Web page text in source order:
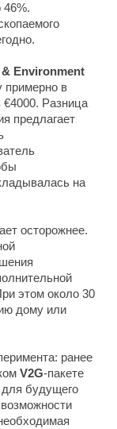
46%.
Environment
примерно в
Разница
предлагает
на
осторожнее.
этом около 30
дому или
ранее
V2G-пакете
будущего